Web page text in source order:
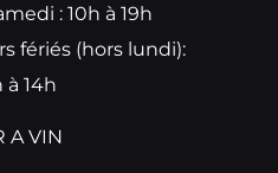
: 10h à 19h
fériés (hors lundi):
à 14h
A VIN